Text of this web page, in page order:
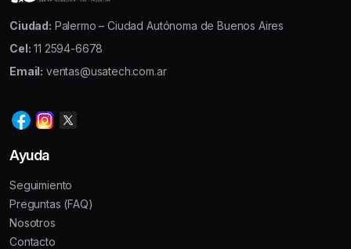
Ciudad: Palermo – Ciudad Autónoma de Buenos Aires
Cel: 11 2594-6678
Email: ventas@usatech.com.ar
Ayuda
Seguimiento
Preguntas (FAQ)
Nosotros
Contacto